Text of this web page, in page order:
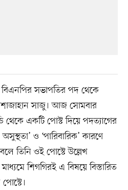
সভাপতির পদ থেকে
শাজাহান সাজু। আজ সোমবার
একটি পোস্ট দিয়ে পদত্যাগের
ও ‘পারিবারিক’ কারণে
তিনি ওই পোস্টে উল্লেখ
শিগগিরই এ বিষয়ে বিস্তারিত